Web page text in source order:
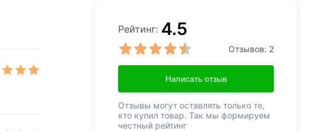
Рейтинг: 4.5
Отзывов: 2
Написать отзыв
Отзывы могут оставлять только те,
кто купил товар. Так мы формируем
честный рейтинг